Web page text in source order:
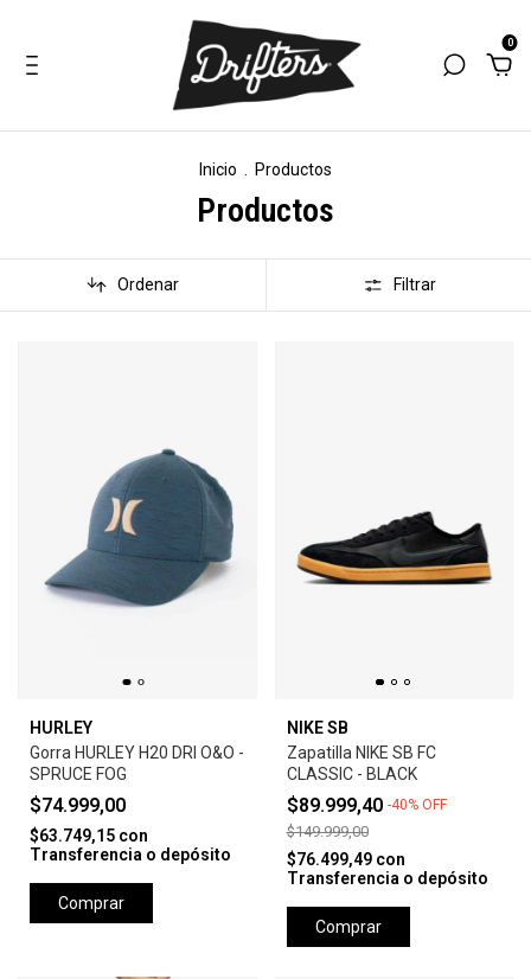
0
Inicio Productos
Productos
Ordenar Filtrar
HURLEY
Gorra HURLEY H20 DRI O&O -
SPRUCE FOG
$74.999,00
$63.749,15 con
Transferencia o depósito
Comprar
NIKE SB
Zapatilla NIKE SB FC
CLASSIC - BLACK
$89.999,40 -40% OFF
$149.999,00
$76.499,49 con
Transferencia o depósito
Comprar